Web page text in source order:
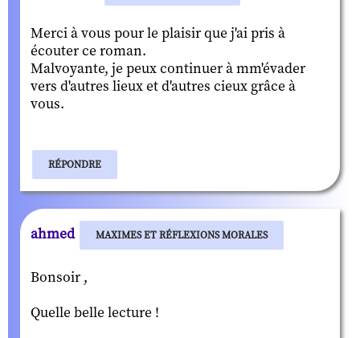
Merci à vous pour le plaisir que j'ai pris à
écouter ce roman.
Malvoyante, je peux continuer à mm'évader
vers d'autres lieux et d'autres cieux grâce à
vous.
RÉPONDRE
ahmed MAXIMES ET RÉFLEXIONS MORALES
Bonsoir ,
Quelle belle lecture !